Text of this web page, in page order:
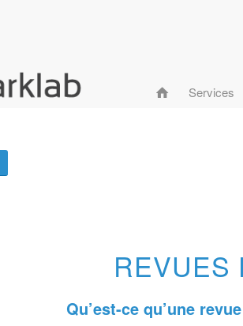
Services
REVUES
Qu’est-ce qu’une